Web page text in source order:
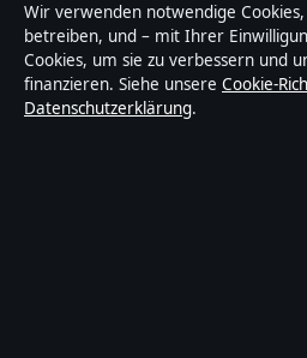
Abendanalyse ist ein
Nachrichtenanbieter mit Fokus
Technik und Gesellschaft in
trägt eine Byline, wird von
Wir verwenden notwendige
betreiben, und – mit Ihrer
Cookies, um sie zu verbessern und
finanzieren. Siehe unsere Cookie-
Datenschutzerklärung.